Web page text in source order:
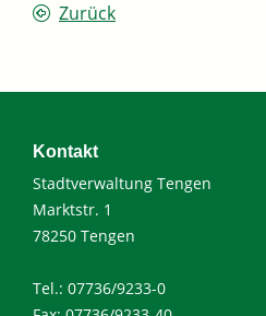
Zurück
Kontakt
Stadtverwaltung Tengen
Marktstr. 1
78250 Tengen
Tel.: 07736/9233-0